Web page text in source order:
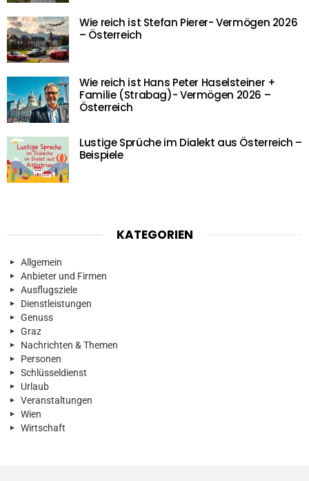
Wie reich ist Stefan Pierer- Vermögen 2026
– Österreich
Wie reich ist Hans Peter Haselsteiner +
Familie (Strabag)- Vermögen 2026 –
Österreich
Lustige Sprüche im Dialekt aus Österreich –
Beispiele
KATEGORIEN
Allgemein
Anbieter und Firmen
Ausflugsziele
Dienstleistungen
Genuss
Graz
Nachrichten & Themen
Personen
Schlüsseldienst
Urlaub
Veranstaltungen
Wien
Wirtschaft